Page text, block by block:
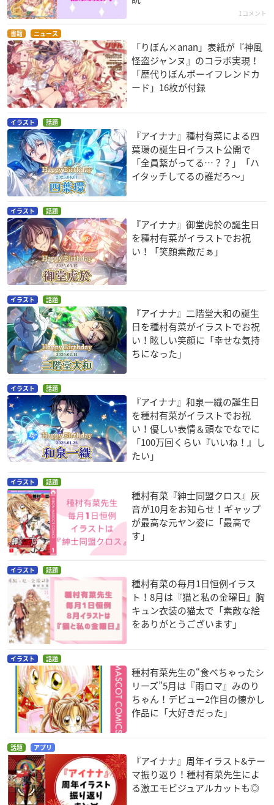
1コメント
書籍 ニュース
「りぼん×anan」表紙が『神風
怪盗ジャンヌ』のコラボ実現！
「歴代りぼんボーイフレンドカ
ード」16枚が付録
イラスト 話題
『アイナナ』種村有菜による四
葉環の誕生日イラスト公開で
「全員繋がってる…？？」「ハ
イタッチしてるの誰だろ〜」
イラスト 話題
『アイナナ』御堂虎於の誕生日
を種村有菜がイラストでお祝
い！「笑顔素敵だぁ」
イラスト 話題
『アイナナ』二階堂大和の誕生
日を種村有菜がイラストでお祝
い！眩しい笑顔に「幸せな気持
ちになった」
イラスト 話題
『アイナナ』和泉一織の誕生日
を種村有菜がイラストでお祝
い！優しい表情＆頭なでなでに
「100万回くらい『いいね！』し
たい」
イラスト 話題
種村有菜『紳士同盟クロス』灰
音が10月をお知らせ！ギャップ
が最高な元ヤン姿に「最高で
す」
イラスト 話題
種村有菜の毎月1日恒例イラス
ト！8月は『猫と私の金曜日』胸
キュン衣装の猫太で「素敵な絵
をありがとうございます」
イラスト 話題
種村有菜先生の“食べちゃったシ
リーズ”5月は『雨ロマ』みのり
ちゃん！デビュー2作目の懐かし
作品に「大好きだった」
話題 アプリ
『アイナナ』周年イラスト&テー
マ振り返り！種村有菜先生によ
る激エモビジュアルカットも◎